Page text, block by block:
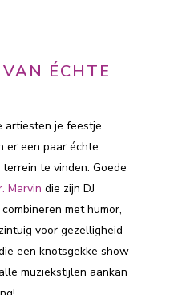
ÉCHTE
artiesten je feestje
er een paar échte
te vinden. Goede
Marvin die zijn DJ
met humor,
voor gezelligheid
een knotsgekke show
muziekstijlen aankan